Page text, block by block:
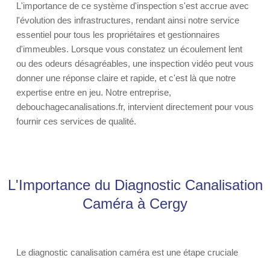
L'importance de ce système d'inspection s'est accrue avec
l'évolution des infrastructures, rendant ainsi notre service
essentiel pour tous les propriétaires et gestionnaires
d'immeubles. Lorsque vous constatez un écoulement lent
ou des odeurs désagréables, une inspection vidéo peut vous
donner une réponse claire et rapide, et c'est là que notre
expertise entre en jeu. Notre entreprise,
debouchagecanalisations.fr, intervient directement pour vous
fournir ces services de qualité.
L'Importance du Diagnostic Canalisation
Caméra à Cergy
Le diagnostic canalisation caméra est une étape cruciale